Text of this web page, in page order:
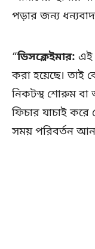
পড়ার জন্য
“ডিসক্লেইমার: এই
করা হয়েছে। তাই
নিকটস্থ শোরুম বা
ফিচার যাচাই
সময় পরিবর্তন